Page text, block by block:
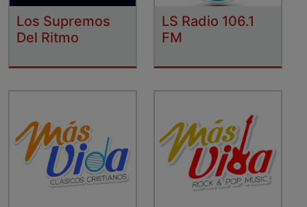
Los Supremos
Del Ritmo
LS Radio 106.1
FM